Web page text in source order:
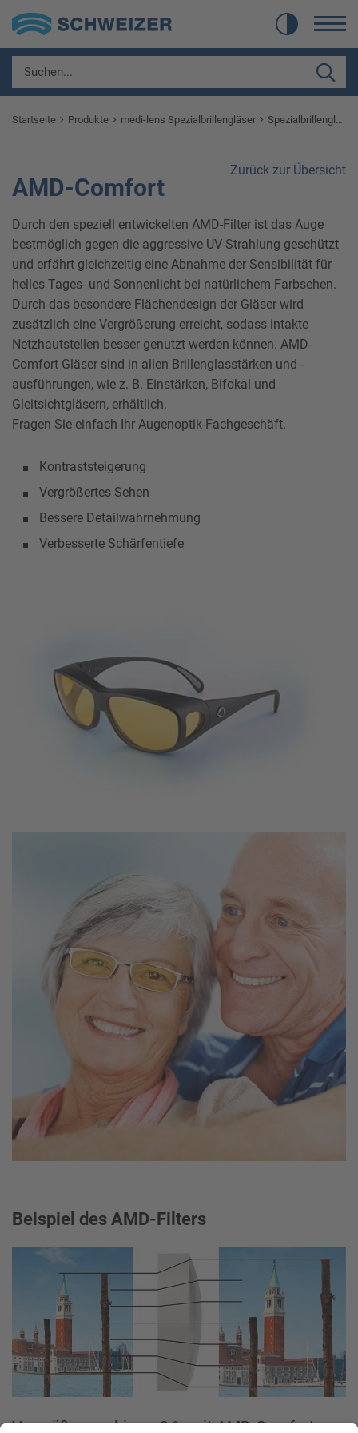
Startseite Produkte medi-lens Spezialbrillengläser Spezialbrillengläser
Zurück zur Übersicht
AMD-Comfort
Durch den speziell entwickelten AMD-Filter ist das Auge
bestmöglich gegen die aggressive UV-Strahlung geschützt
und erfährt gleichzeitig eine Abnahme der Sensibilität für
helles Tages- und Sonnenlicht bei natürlichem Farbsehen.
Durch das besondere Flächendesign der Gläser wird
zusätzlich eine Vergrößerung erreicht, sodass intakte
Netzhautstellen besser genutzt werden können. AMD-
Comfort Gläser sind in allen Brillenglasstärken und -
ausführungen, wie z. B. Einstärken, Bifokal und
Gleitsichtgläsern, erhältlich.
Fragen Sie einfach Ihr Augenoptik-Fachgeschäft.
Kontraststeigerung
Vergrößertes Sehen
Bessere Detailwahrnehmung
Verbesserte Schärfentiefe
Beispiel des AMD-Filters
Vergrößerung bis zu 9 % mit AMD-Comfort